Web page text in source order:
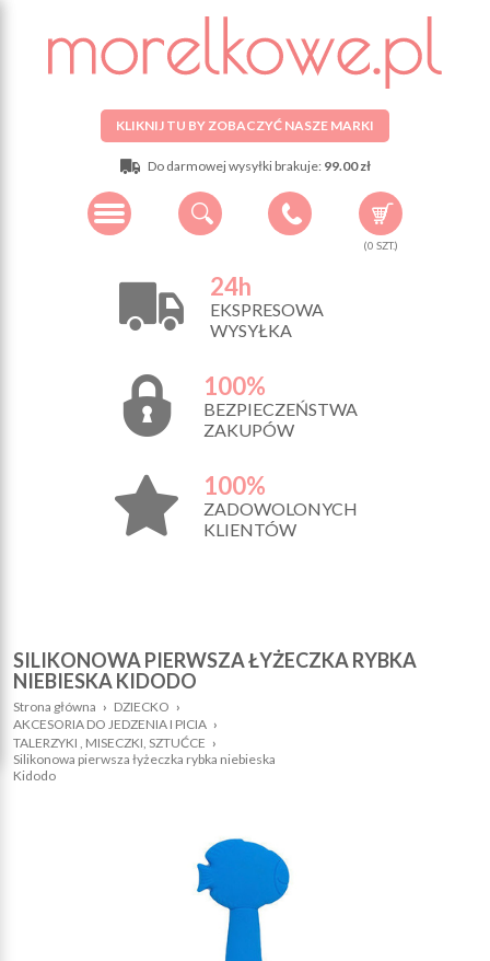
KLIKNIJ TU BY ZOBACZYĆ NASZE MARKI
Do darmowej wysyłki brakuje: 99.00 zł
(0 SZT.)
24h
EKSPRESOWA
WYSYŁKA
100%
BEZPIECZEŃSTWA
ZAKUPÓW
100%
ZADOWOLONYCH
KLIENTÓW
SILIKONOWA PIERWSZA ŁYŻECZKA RYBKA
NIEBIESKA KIDODO
Strona główna › DZIECKO ›
AKCESORIA DO JEDZENIA I PICIA ›
TALERZYKI , MISECZKI, SZTUĆCE ›
Silikonowa pierwsza łyżeczka rybka niebieska
Kidodo